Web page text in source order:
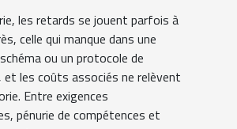
les retards se jouent parfois à
celle qui manque dans une
ou un protocole de
et les coûts associés ne relèvent
Entre exigences
pénurie de compétences et